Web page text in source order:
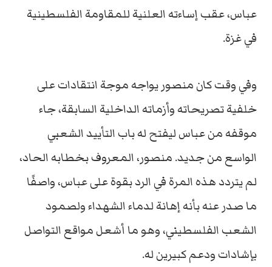
عباس، عقب إساءته العلنية للمقاومة الفلسطينية
في غزة.
وفي وقت كان منصور يواجه موجة انتقادات على
خلفية تصريحاته وأزماته الداخلية السابقة، جاء
موقفه من عباس ليفتح له باب التأييد الشعبي
الواسع من جديد. منصور، المعروف بخطابه الحاد،
لم يتردد هذه المرة في الرد بقوة على عباس، واصفًا
ما صدر عنه بأنه إهانة لدماء الشهداء ولصمود
الشعب الفلسطيني، وهو ما أشعل مواقع التواصل
بإشادات ودعم كبيرين له.